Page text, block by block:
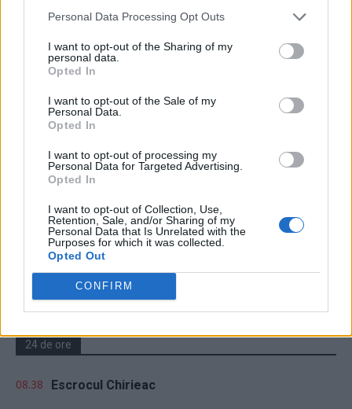
Personal Data Processing Opt Outs
I want to opt-out of the Sharing of my
personal data.
Opted In
I want to opt-out of the Sale of my
Personal Data.
Opted In
I want to opt-out of processing my
Personal Data for Targeted Advertising.
Opted In
I want to opt-out of Collection, Use,
Retention, Sale, and/or Sharing of my
Personal Data that Is Unrelated with the
Purposes for which it was collected.
Opted Out
CONFIRM
750 de miliarde de euro pentru repornirea
Europei! Siegfried Mureşan: „Este...
Laurențiu Ciocăzanu
ad
Susțineți presa liberă! Donați aici pentru
24 de ore
08.38 Escrocul Chirieac